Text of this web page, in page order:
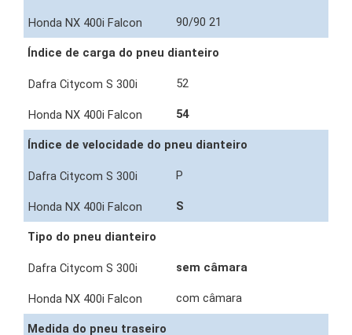
90/90 21
Índice de carga do pneu dianteiro
52
54
Índice de velocidade do pneu dianteiro
P
S
Tipo do pneu dianteiro
sem câmara
com câmara
Medida do pneu traseiro